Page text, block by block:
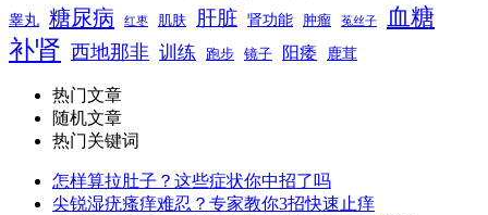
睾丸 糖尿病 红枣 肌肤 肝脏 肾功能 肿瘤 菟丝子 血糖
补肾 西地那非 训练 跑步 镜子 阳痿 鹿茸
热门文章
随机文章
热门关键词
怎样算拉肚子？这些症状你中招了吗
尖锐湿疣瘙痒难忍？专家教你3招快速止痒